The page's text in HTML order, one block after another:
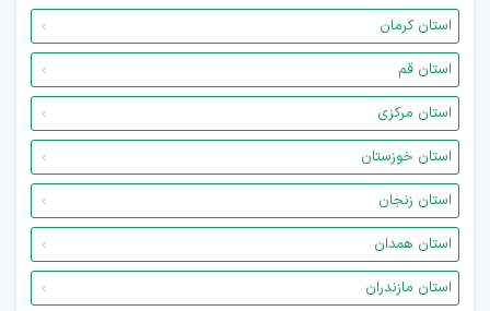
استان کرمان
استان قم
استان مرکزی
استان خوزستان
استان زنجان
استان همدان
استان مازندران